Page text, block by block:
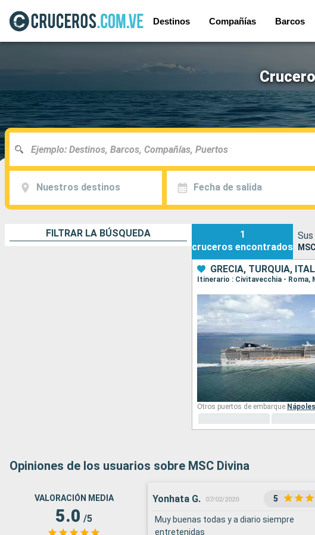
Destinos Compañías Barcos
Nuestros destinos Fecha de salida
FILTRAR LA BÚSQUEDA
1
cruceros encontrados
GRECIA, TURQUÍA,
Itinerario : Civitavecchia - Roma,
Otros puertos de embarque:
Opiniones de los usuarios sobre MSC Divina
VALORACIÓN MEDIA
5.0 /5
Yonhata G. 07/02/2020 5
Muy buenas todas y a diario siempre
entretenidas